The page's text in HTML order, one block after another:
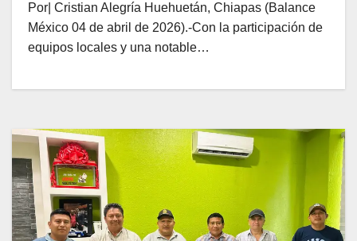
Por| Cristian Alegría Huehuetán, Chiapas (Balance
México 04 de abril de 2026).-Con la participación de
equipos locales y una notable…